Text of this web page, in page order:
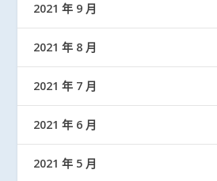
2021 年 9 月
2021 年 8 月
2021 年 7 月
2021 年 6 月
2021 年 5 月